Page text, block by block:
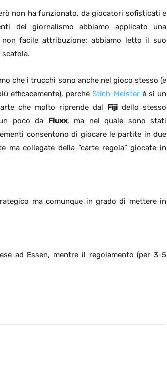
non ha funzionato, da giocatori sofisticati e
del giornalismo abbiamo applicato una
facile attribuzione: abbiamo letto il suo
scatola.
che i trucchi sono anche nel gioco stesso (e
efficacemente), perché Stich-Meister è sì un
che molto riprende dal Fiji dello stesso
poco da Fluxx, ma nel quale sono stati
consentono di giocare le partite in due
ma collegate della “carte regola” giocate in
ma comunque in grado di mettere in
ad Essen, mentre il regolamento (per 3-5